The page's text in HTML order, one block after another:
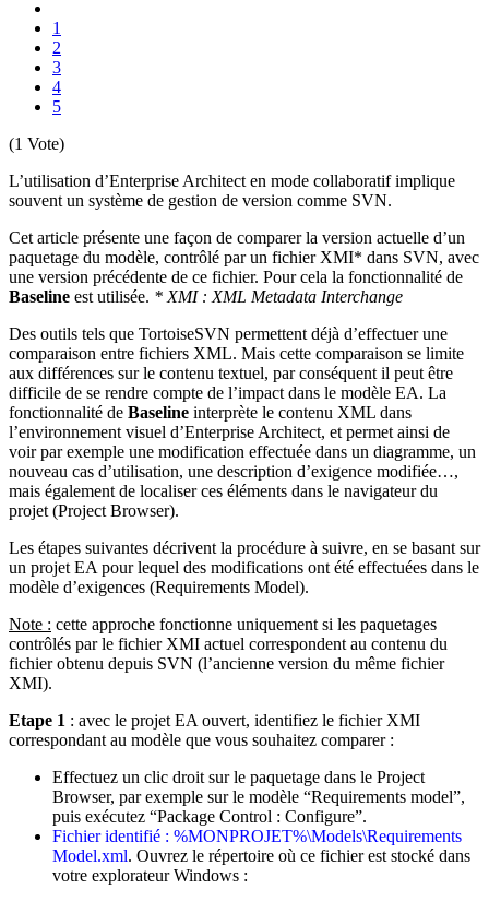
1
2
3
4
5
(1 Vote)
L’utilisation d’Enterprise Architect en mode collaboratif implique
souvent un système de gestion de version comme SVN.
Cet article présente une façon de comparer la version actuelle d’un
paquetage du modèle, contrôlé par un fichier XMI* dans SVN, avec
une version précédente de ce fichier. Pour cela la fonctionnalité de
Baseline est utilisée. * XMI : XML Metadata Interchange
Des outils tels que TortoiseSVN permettent déjà d’effectuer une
comparaison entre fichiers XML. Mais cette comparaison se limite
aux différences sur le contenu textuel, par conséquent il peut être
difficile de se rendre compte de l’impact dans le modèle EA. La
fonctionnalité de Baseline interprète le contenu XML dans
l’environnement visuel d’Enterprise Architect, et permet ainsi de
voir par exemple une modification effectuée dans un diagramme, un
nouveau cas d’utilisation, une description d’exigence modifiée…,
mais également de localiser ces éléments dans le navigateur du
projet (Project Browser).
Les étapes suivantes décrivent la procédure à suivre, en se basant sur
un projet EA pour lequel des modifications ont été effectuées dans le
modèle d’exigences (Requirements Model).
Note : cette approche fonctionne uniquement si les paquetages
contrôlés par le fichier XMI actuel correspondent au contenu du
fichier obtenu depuis SVN (l’ancienne version du même fichier
XMI).
Etape 1 : avec le projet EA ouvert, identifiez le fichier XMI
correspondant au modèle que vous souhaitez comparer :
Effectuez un clic droit sur le paquetage dans le Project
Browser, par exemple sur le modèle “Requirements model”,
puis exécutez “Package Control : Configure”.
Fichier identifié : %MONPROJET%\Models\Requirements
Model.xml. Ouvrez le répertoire où ce fichier est stocké dans
votre explorateur Windows :